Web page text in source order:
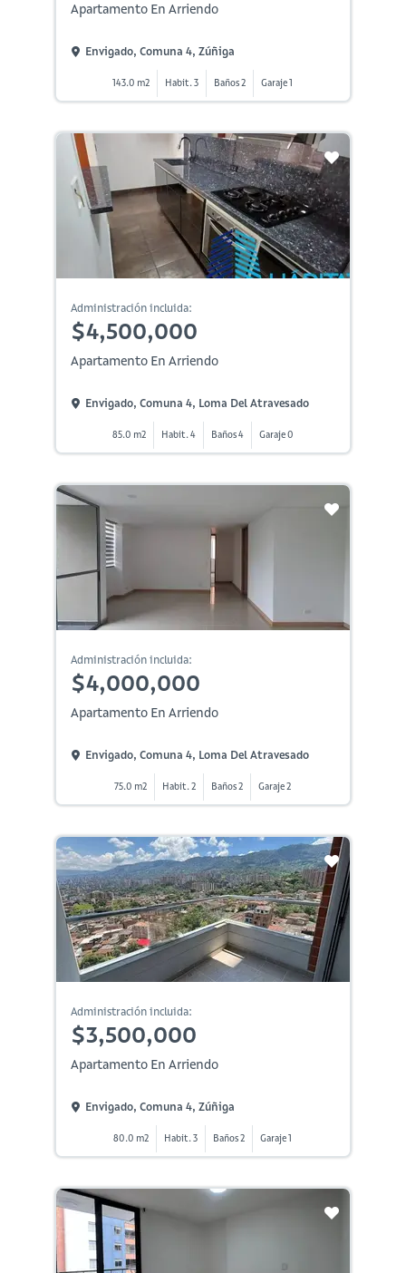
Apartamento En Arriendo
Envigado, Comuna 4, Zúñiga
143.0 m2 Habit. 3 Baños 2 Garaje 1
Administración incluida:
$4,500,000
Apartamento En Arriendo
Envigado, Comuna 4, Loma Del Atravesado
85.0 m2 Habit. 4 Baños 4 Garaje 0
Administración incluida:
$4,000,000
Apartamento En Arriendo
Envigado, Comuna 4, Loma Del Atravesado
75.0 m2 Habit. 2 Baños 2 Garaje 2
Administración incluida:
$3,500,000
Apartamento En Arriendo
Envigado, Comuna 4, Zúñiga
80.0 m2 Habit. 3 Baños 2 Garaje 1